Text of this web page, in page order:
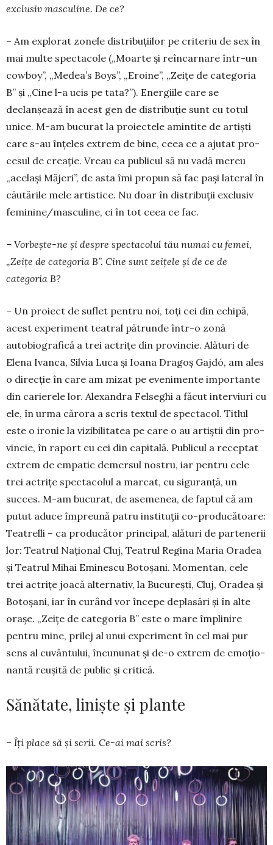
exclusiv mas­cu­line. De ce?
– Am explorat zonele distribu­ții­lor pe criteriu de sex în
mai multe spec­ta­co­le („Moar­te și re­în­carnare într-un
cowboy”, „Me­dea’s Boys”, „Ero­i­ne”, „Zeițe de ca­tegoria
B” și „Ci­ne l-a ucis pe ta­ta?”). Energiile ca­re se
declanșează în acest gen de dis­tribuție sunt cu to­tul
unice. M-am bucurat la proiec­tele amintite de ar­tiști
care s-au înțe­les ex­trem de bine, ceea ce a ajutat pro­
cesul de creație. Vreau ca publicul să nu vadă mereu
„același Mă­jeri”, de asta îmi propun să fac pași lateral în
căutările mele artistice. Nu doar în distribuții exclu­siv
feminine/masculine, ci în tot ceea ce fac.
– Vorbește-ne și despre spectacolul tău numai cu femei,
„Zeițe de categoria B”. Cine sunt zeițele și de ce de
categoria B?
– Un proiect de suflet pentru noi, toți cei din echi­pă,
acest experiment teatral pătrunde într-o zonă
autobiografică a trei actrițe din provincie. Alături de
Elena Ivanca, Silvia Luca și Ioana Dra­goș Gajdó, am ales
o direcție în care am mizat pe evenimente importante
din carierele lor. Ale­xan­dra Felseghi a făcut interviuri cu
ele, în urma cărora a scris textul de spectacol. Titlul
este o ironie la vizibilitatea pe care o au artiștii din pro­
vincie, în raport cu cei din capitală. Publicul a receptat
extrem de empatic demersul nostru, iar pentru cele
trei actrițe spectacolul a marcat, cu siguranță, un
succes. M-am bucurat, de asemenea, de faptul că am
putut aduce împreună patru in­stituții co-pro­du­cătoare:
Teatrelli – ca producător principal, alături de partenerii
lor: Teatrul Națio­nal Cluj, Teatrul Regina Maria Oradea
și Teatrul Mihai Eminescu Botoșani. Momentan, cele
trei actrițe joacă alter­na­tiv, la București, Cluj, Oradea și
Botoșani, iar în curând vor începe deplasări și în alte
orașe. „Zeițe de categoria B” este o mare împlinire
pentru mine, prilej al unui experiment în cel mai pur
sens al cuvântului, încununat și de-o extrem de emoțio­
nantă reușită de public și critică.
Sănătate, liniște și plante
– Îți place să și scrii. Ce-ai mai scris?